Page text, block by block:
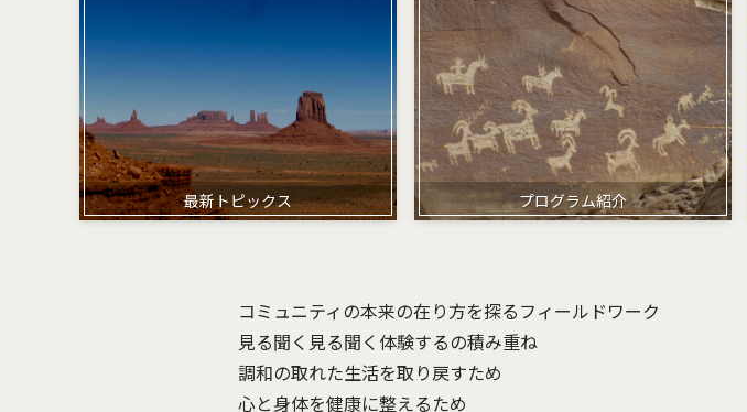
最新トピックス プログラム紹介
コミュニティの本来の在り方を探るフィールドワーク
見る聞く見る聞く体験するの積み重ね
調和の取れた生活を取り戻すため
心と身体を健康に整えるため